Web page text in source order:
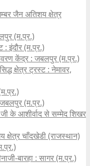
जैन अतिशय क्षे‍त्र
(म.प्र.)
इंदौर (म.प्र.)
केंद्र : जबलपुर (म.प्र.)
क्षेत्र ट्रस्ट : नेमावर,
जबलपुर (म.प्र.)
जी के आशीर्वाद से सम्मेद शिखर
क्षेत्र चाँदखेडी (राजस्थान)
बारहा : सागर (म.प्र.)